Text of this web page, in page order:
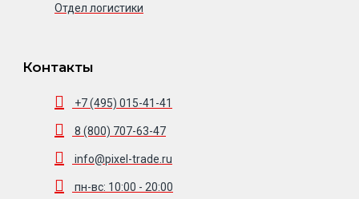
Отдел логистики
Контакты
+7 (495) 015-41-41
8 (800) 707-63-47
info@pixel-trade.ru
пн-вс: 10:00 - 20:00